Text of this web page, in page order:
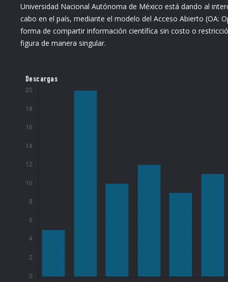
Universidad Nacional Autónoma de México está dando al
cabo en el país, mediante el modelo del Acceso Abierto (OA:
forma de compartir información científica sin costo o
figura de manera singular.
Descargas